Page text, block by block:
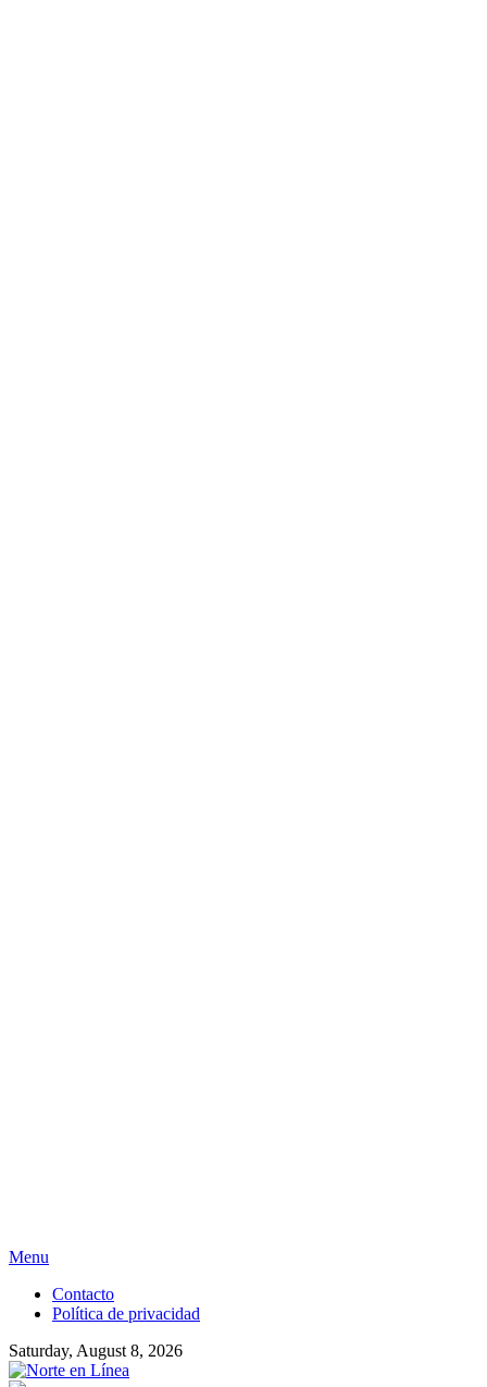
Skip
content
Menu
Contacto
Política de privacidad
Saturday, August 8, 2026